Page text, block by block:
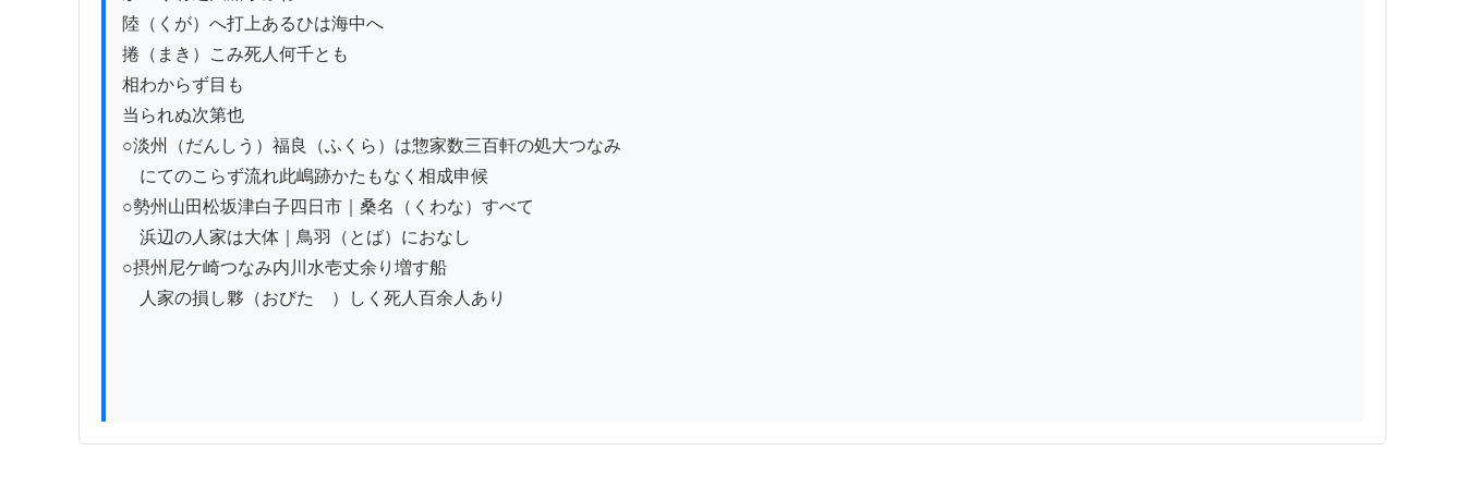
陸（くが）へ打上あるひは海中へ
捲（まき）こみ死人何千とも
相わからず目も
当られぬ次第也
○淡州（だんしう）福良（ふくら）は惣家数三百軒の処大つなみ
にてのこらず流れ此嶋跡かたもなく相成申候
○勢州山田松坂津白子四日市｜桑名（くわな）すべて
浜辺の人家は大体｜鳥羽（とば）におなし
○摂州尼ケ崎つなみ内川水壱丈余り増す船
人家の損し夥（おびたゝ）しく死人百余人あり